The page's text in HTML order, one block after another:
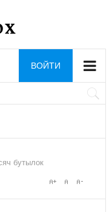
ВОЙТИ
бутылок